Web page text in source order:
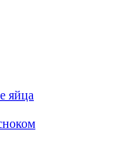
яйца